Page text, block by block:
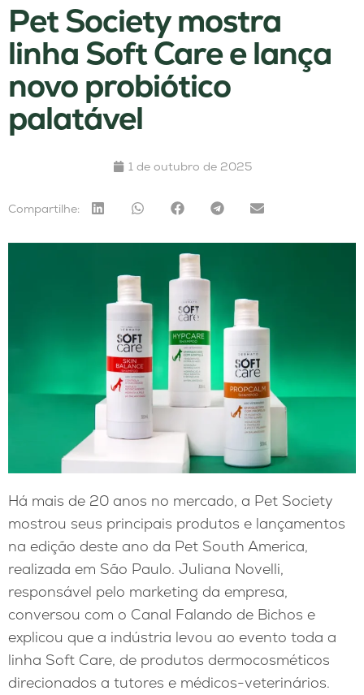
Pet Society mostra
linha Soft Care e lança
novo probiótico
palatável
1 de outubro de 2025
Compartilhe:
Há mais de 20 anos no mercado, a Pet Society
mostrou seus principais produtos e lançamentos
na edição deste ano da Pet South America,
realizada em São Paulo. Juliana Novelli,
responsável pelo marketing da empresa,
conversou com o Canal Falando de Bichos e
explicou que a indústria levou ao evento toda a
linha Soft Care, de produtos dermocosméticos
direcionados a tutores e médicos-veterinários.